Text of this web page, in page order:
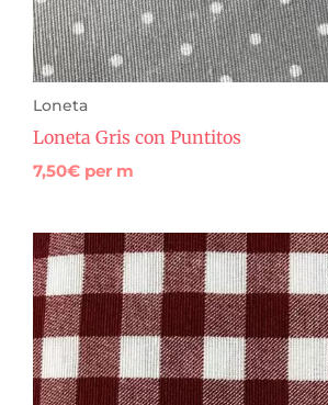
Loneta
Loneta Gris con Puntitos
7,50€ per m